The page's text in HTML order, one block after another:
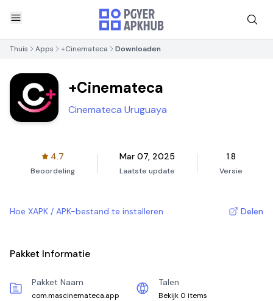
Thuis Apps +Cinemateca Downloaden
+Cinemateca
Cinemateca Uruguaya
4.7
Beoordeling
Mar 07, 2025
Laatste update
1.8
Versie
Hoe XAPK / APK-bestand te installeren Delen
Pakket Informatie
Pakket Naam
com.mascinemateca.app
Talen
Bekijk 0 items